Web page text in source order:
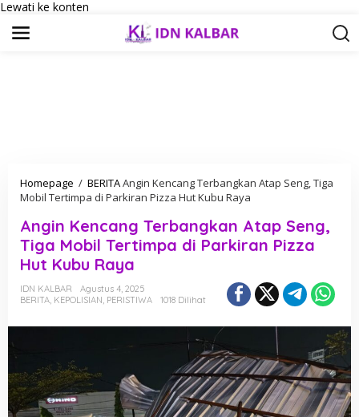
Lewati ke konten
Homepage / BERITAAngin Kencang Terbangkan Atap Seng, Tiga
Mobil Tertimpa di Parkiran Pizza Hut Kubu Raya
Angin Kencang Terbangkan Atap Seng,
Tiga Mobil Tertimpa di Parkiran Pizza
Hut Kubu Raya
IDN KALBAR
Agustus 4, 2025
BERITA, KEPOLISIAN, PERISTIWA 1018 Dilihat